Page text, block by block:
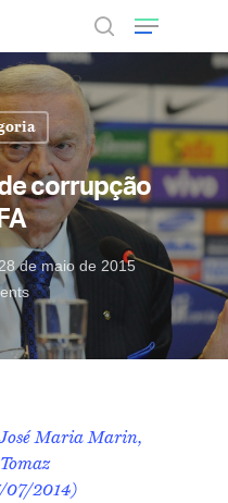
to close
corrupção
28 de maio de 2015
Maria Marin,
07/2014)